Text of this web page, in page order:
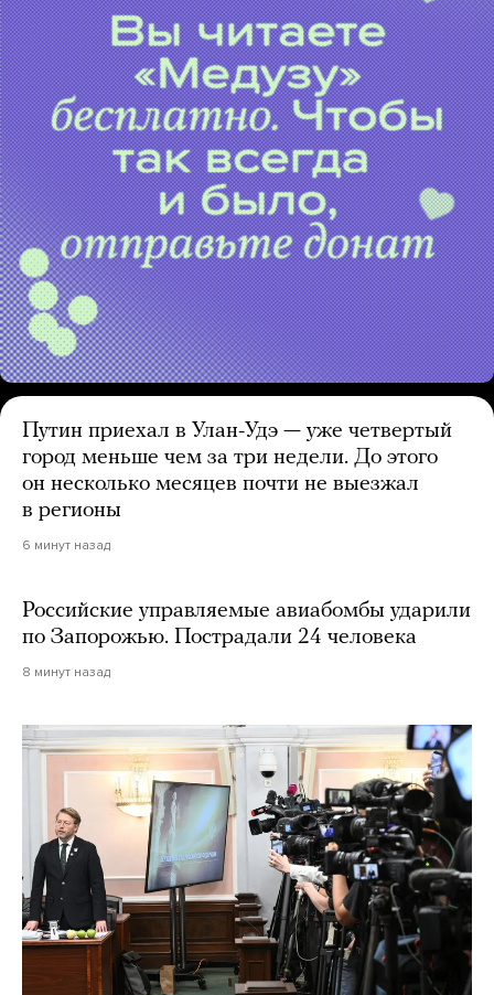
Путин приехал в Улан-Удэ — уже четвертый
город меньше чем за три недели. До этого
он несколько месяцев почти не выезжал
в регионы
6 минут назад
Российские управляемые авиабомбы ударили
по Запорожью. Пострадали 24 человека
8 минут назад